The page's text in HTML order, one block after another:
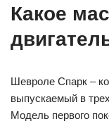
Какое
Шевроле Спарк –
выпускаемый в
Модель первого